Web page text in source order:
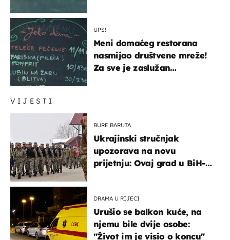
VIJESTI
BURE BARUTA
Ukrajinski stručnjak
upozorava na novu
prijetnju: Ovaj grad u BiH-u
DRAMA U RIJECI
Urušio se balkon kuće, na
njemu bile dvije osobe:
"Život im je visio o koncu"
UPS!
Meni domaćeg restorana
nasmijao društvene mreže!
Za sve je zaslužan